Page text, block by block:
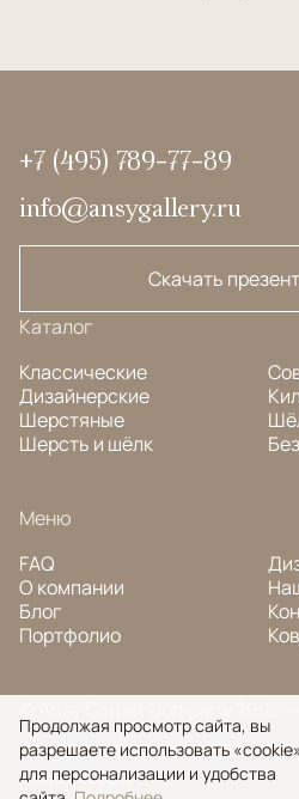
+7 (495) 789-77-89
info@ansygallery.ru
Скачать
Каталог
Классические
Дизайнерские
Шерстяные
Шерсть и шёлк
Меню
FAQ
О компании
Блог
Портфолио
Политика
Поиск ковра
Продолжая просмотр сайта, вы
разрешаете использовать
для персонализации и удобства